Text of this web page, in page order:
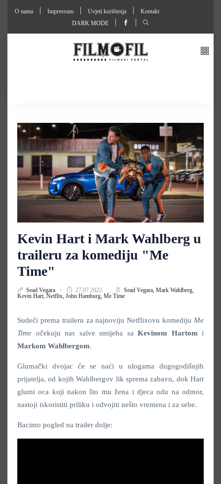
O nama Impressum Uvjeti korištenja
Kontakt
DARK MODE
Kevin Hart i Mark Wahlberg u
traileru za komediju "Me
Time"
Sead Vegara 27.07.2022. Sead Vegara, Mark Wahlberg,
Kevin Hart,Netflix, John Hamburg, Me Time
Sudeći prema traileru za najnoviju Netflixovu komediju Me
Time očekuju nas salve smijeha sa Kevinom Hartom i
Markom Wahlbergom.
Glumački dvojac će se naći u ulogama dugogodišnjih
prijatelja, od kojih Wahlbergov lik sprema zabavu, dok Hart
glumi oca koji nakon što mu žena i djeca odu na odmor,
nastoji iskoristiti priliku i odvojiti nešto vremena i za sebe.
Bacimo pogled na trailer dolje: